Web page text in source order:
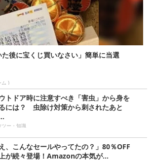
た後に宝くじ買いなさい」簡単に当選
ム )
トドア時に注意すべき「害虫」から身を
には？ 虫除け対策から刺されたあと
ツー・知識
え、こんなセールやってたの？」80％OFF
が続々登場！Amazonの本気が...